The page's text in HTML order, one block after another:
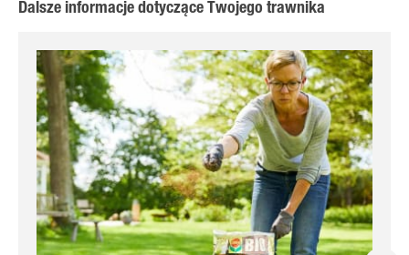
Dalsze informacje dotyczące Twojego trawnika